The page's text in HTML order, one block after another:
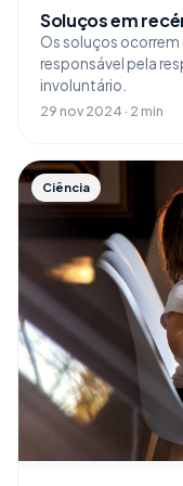
Soluços em
Os soluços
responsável pela
involuntário.
29 nov 2024 · 2 min
Ciência